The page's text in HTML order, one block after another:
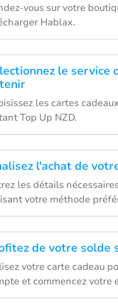
vous sur votre
Hablax.
le service
les cartes
Top Up NZD.
l'achat de
les détails
votre méthode
de votre solde
votre carte cadeau
et commencez votre